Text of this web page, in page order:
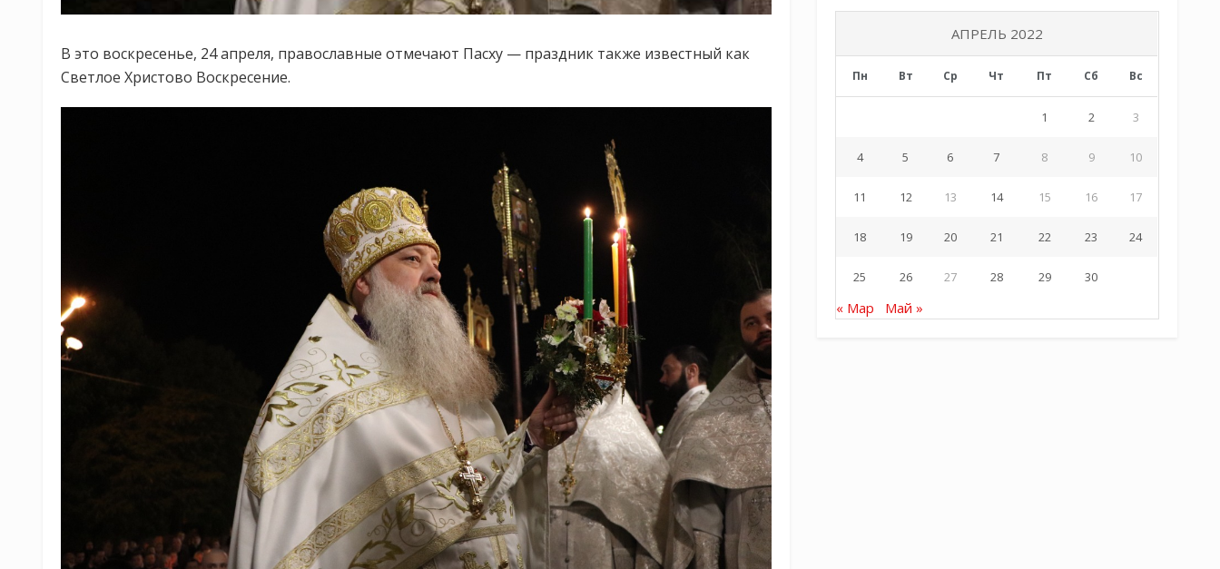
В это воскресенье, 24 апреля, православные отмечают Пасху — праздник также известный как
Светлое Христово Воскресение.
АПРЕЛЬ 2022
Пн Вт Ср Чт Пт Сб Вс
1 2 3
4 5 6 7 8 9 10
11 12 13 14 15 16 17
18 19 20 21 22 23 24
25 26 27 28 29 30
« Мар Май »